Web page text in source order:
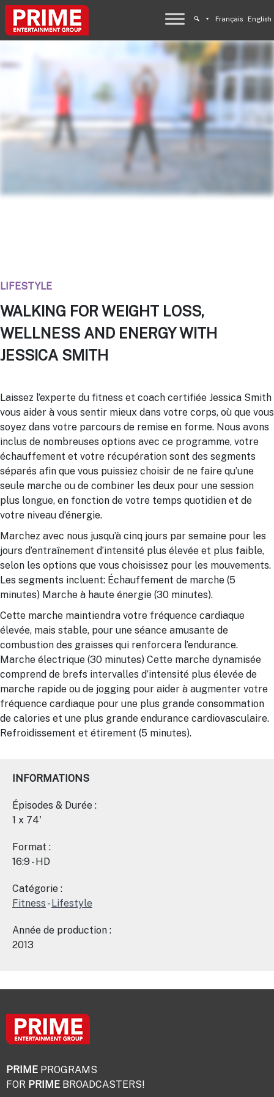
Français English
LIFESTYLE
WALKING FOR WEIGHT LOSS,
WELLNESS AND ENERGY WITH
JESSICA SMITH
Laissez l’experte du fitness et coach certifiée Jessica Smith
vous aider à vous sentir mieux dans votre corps, où que vous
soyez dans votre parcours de remise en forme. Nous avons
inclus de nombreuses options avec ce programme, votre
échauffement et votre récupération sont des segments
séparés afin que vous puissiez choisir de ne faire qu’une
seule marche ou de combiner les deux pour une session
plus longue, en fonction de votre temps quotidien et de
votre niveau d’énergie.
Marchez avec nous jusqu’à cinq jours par semaine pour les
jours d’entraînement d’intensité plus élevée et plus faible,
selon les options que vous choisissez pour les mouvements.
Les segments incluent: Échauffement de marche (5
minutes) Marche à haute énergie (30 minutes).
Cette marche maintiendra votre fréquence cardiaque
élevée, mais stable, pour une séance amusante de
combustion des graisses qui renforcera l’endurance.
Marche électrique (30 minutes) Cette marche dynamisée
comprend de brefs intervalles d’intensité plus élevée de
marche rapide ou de jogging pour aider à augmenter votre
fréquence cardiaque pour une plus grande consommation
de calories et une plus grande endurance cardiovasculaire.
Refroidissement et étirement (5 minutes).
INFORMATIONS
Épisodes & Durée :
1 x 74'
Format :
16:9 - HD
Catégorie :
Fitness -Lifestyle
Année de production :
2013
PRIME PROGRAMS
FOR PRIME BROADCASTERS!